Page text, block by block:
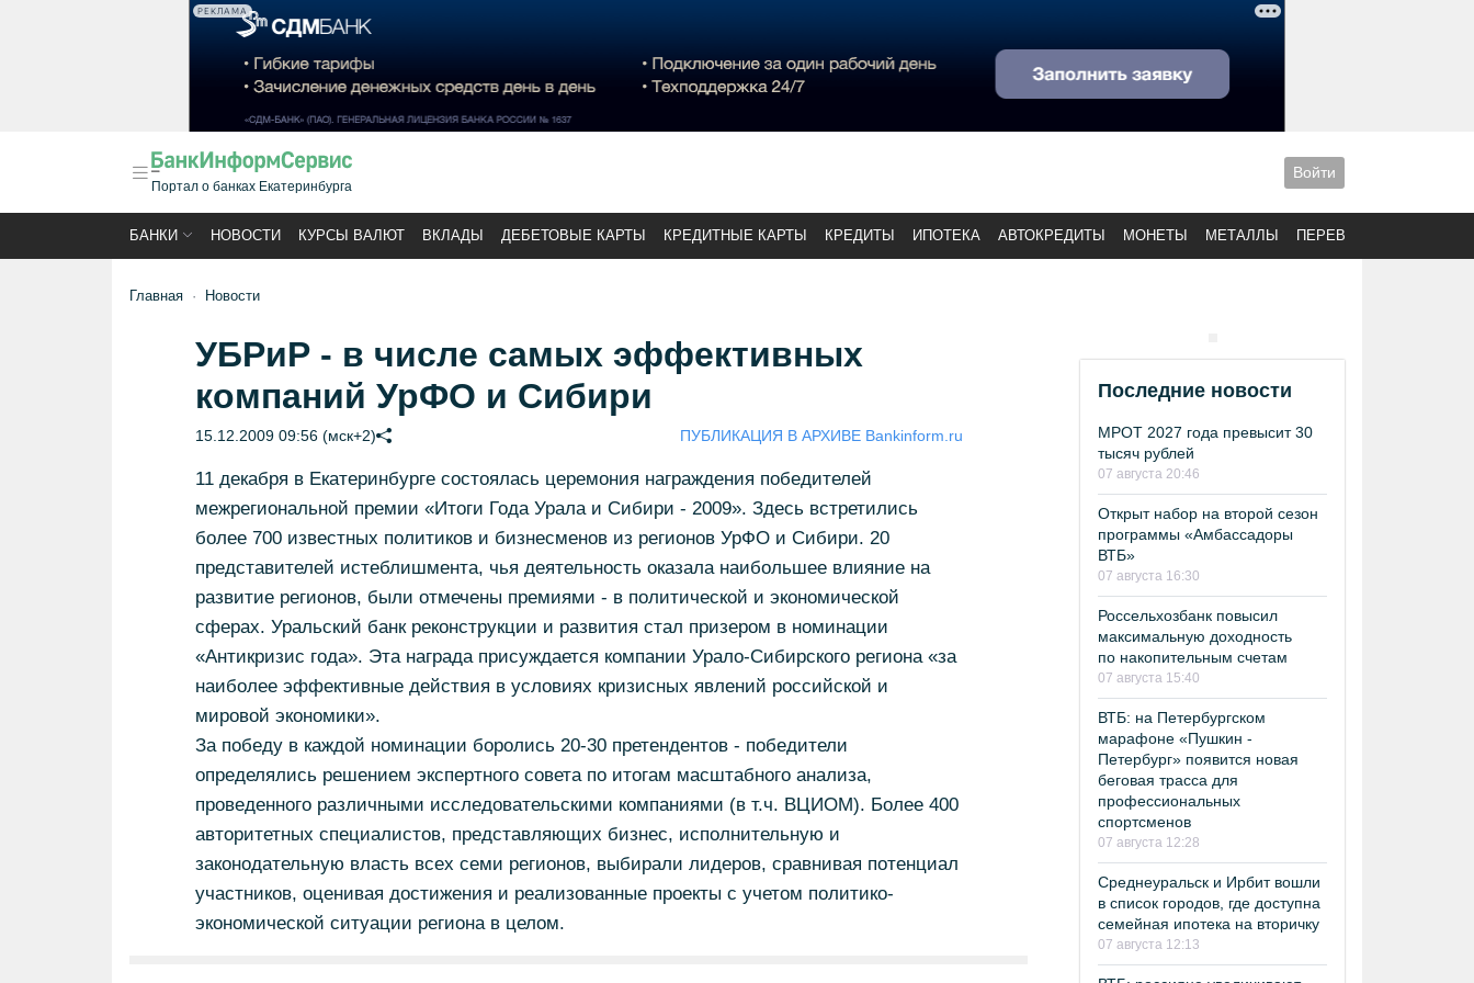
РЕКЛАМА
Портал о банках Екатеринбурга
Войти
БАНКИ НОВОСТИ КУРСЫ ВАЛЮТ ВКЛАДЫ ДЕБЕТОВЫЕ КАРТЫ КРЕДИТНЫЕ КАРТЫ КРЕДИТЫ ИПОТЕКА АВТОКРЕДИТЫ МОНЕТЫ МЕТАЛЛЫ ПЕРЕВОДЫ
Главная Новости
УБРиР - в числе самых эффективных
компаний УрФО и Сибири
15.12.2009 09:56 (мск+2) ПУБЛИКАЦИЯ В АРХИВЕ Bankinform.ru
11 декабря в Екатеринбурге состоялась церемония награждения победителей
межрегиональной премии «Итоги Года Урала и Сибири - 2009». Здесь встретились
более 700 известных политиков и бизнесменов из регионов УрФО и Сибири. 20
представителей истеблишмента, чья деятельность оказала наибольшее влияние на
развитие регионов, были отмечены премиями - в политической и экономической
сферах. Уральский банк реконструкции и развития стал призером в номинации
«Антикризис года». Эта награда присуждается компании Урало-Сибирского региона «за
наиболее эффективные действия в условиях кризисных явлений российской и
мировой экономики».
За победу в каждой номинации боролись 20-30 претендентов - победители
определялись решением экспертного совета по итогам масштабного анализа,
проведенного различными исследовательскими компаниями (в т.ч. ВЦИОМ). Более 400
авторитетных специалистов, представляющих бизнес, исполнительную и
законодательную власть всех семи регионов, выбирали лидеров, сравнивая потенциал
участников, оценивая достижения и реализованные проекты с учетом политико-
экономической ситуации региона в целом.
Последние новости
МРОТ 2027 года превысит 30
тысяч рублей
07 августа 20:46
Открыт набор на второй сезон
программы «Амбассадоры
ВТБ»
07 августа 16:30
Россельхозбанк повысил
максимальную доходность
по накопительным счетам
07 августа 15:40
ВТБ: на Петербургском
марафоне «Пушкин -
Петербург» появится новая
беговая трасса для
профессиональных
спортсменов
07 августа 12:28
Среднеуральск и Ирбит вошли
в список городов, где доступна
семейная ипотека на вторичку
07 августа 12:13